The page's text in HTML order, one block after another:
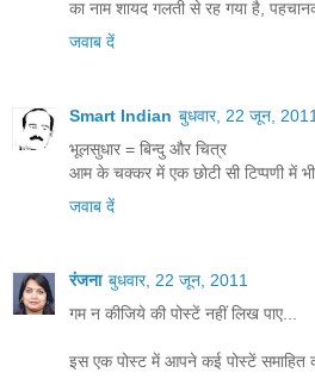
का नाम शायद गलती से रह गया है,
जवाब दें
Smart Indian बुधवार, 22 जून,
भूलसुधार = बिन्दु और चित्र
आम के चक्कर में एक छोटी सी टिप्पणी में भी
जवाब दें
रंजना बुधवार, 22 जून, 2011
गम न कीजिये की पोस्टें नहीं लिख पाए...
इस एक पोस्ट में आपने कई पोस्टें समाहित